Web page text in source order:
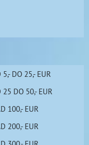
DO 25,- EUR
25 DO 50,- EUR
100,- EUR
200,- EUR